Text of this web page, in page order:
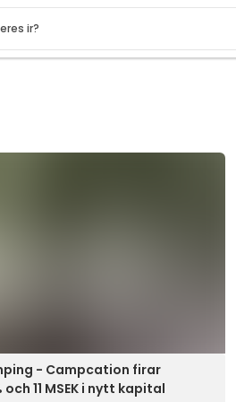
ir?
- Campcation firar
11 MSEK i nytt kapital